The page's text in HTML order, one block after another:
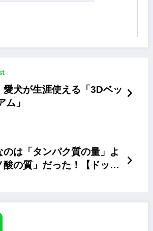
愛犬が生涯使える「3Dベッ
ム」
のは「タンパク質の量」よ
酸の質」だった！【ドッグ